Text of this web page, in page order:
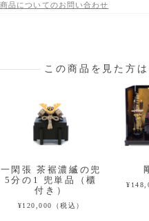
商品についてのお問い合わせ
この商品を見た方
一閑張 茶裾濃縅の兜
5分の1 兜単品（櫃
付き）
¥120,000（税込）